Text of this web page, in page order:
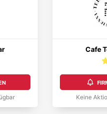
Cafe
Keine